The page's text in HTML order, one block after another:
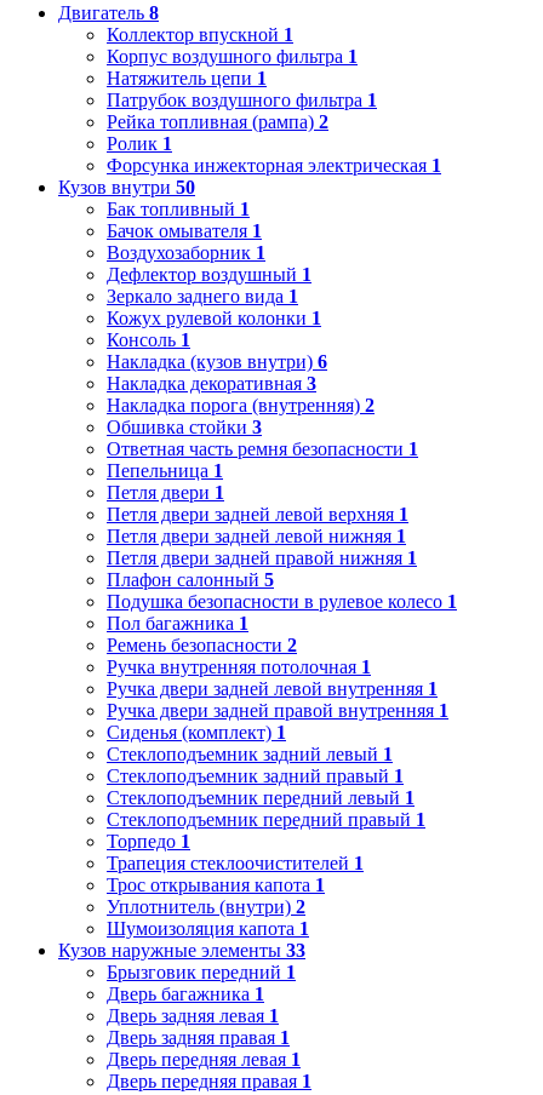
Двигатель 8
Коллектор впускной 1
Корпус воздушного фильтра 1
Натяжитель цепи 1
Патрубок воздушного фильтра 1
Рейка топливная (рампа) 2
Ролик 1
Форсунка инжекторная электрическая 1
Кузов внутри 50
Бак топливный 1
Бачок омывателя 1
Воздухозаборник 1
Дефлектор воздушный 1
Зеркало заднего вида 1
Кожух рулевой колонки 1
Консоль 1
Накладка (кузов внутри) 6
Накладка декоративная 3
Накладка порога (внутренняя) 2
Обшивка стойки 3
Ответная часть ремня безопасности 1
Пепельница 1
Петля двери 1
Петля двери задней левой верхняя 1
Петля двери задней левой нижняя 1
Петля двери задней правой нижняя 1
Плафон салонный 5
Подушка безопасности в рулевое колесо 1
Пол багажника 1
Ремень безопасности 2
Ручка внутренняя потолочная 1
Ручка двери задней левой внутренняя 1
Ручка двери задней правой внутренняя 1
Сиденья (комплект) 1
Стеклоподъемник задний левый 1
Стеклоподъемник задний правый 1
Стеклоподъемник передний левый 1
Стеклоподъемник передний правый 1
Торпедо 1
Трапеция стеклоочистителей 1
Трос открывания капота 1
Уплотнитель (внутри) 2
Шумоизоляция капота 1
Кузов наружные элементы 33
Брызговик передний 1
Дверь багажника 1
Дверь задняя левая 1
Дверь задняя правая 1
Дверь передняя левая 1
Дверь передняя правая 1